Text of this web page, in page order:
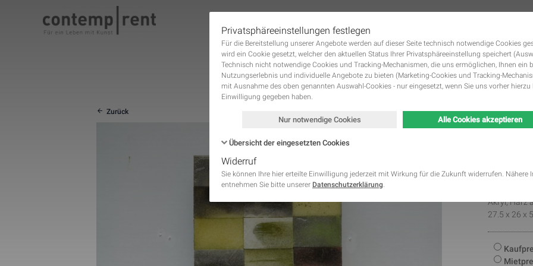
Navigation
überspringen
DIE KUNSTWERKE GALERIE DIE KÜNSTLER KUNST MIETEN UND KUNST
Zurück
Akryl, Harz
27.5 x 26 x
Privatsphäreeinstellungen festlegen
Für die Bereitstellung unserer Angebote werden auf dieser Seite technisch notwendige Cookies
wird ein Cookie gesetzt, welcher den aktuellen Status Ihrer Privatsphäreeinstellung speichert
Technisch nicht notwendige Cookies und Tracking-Mechanismen, die uns ermöglichen, Ihnen ein
Nutzungserlebnis und individuelle Angebote zu bieten (Marketing-Cookies und Tracking-
mit Ausnahme des oben genannten Auswahl-Cookies - nur eingesetzt, wenn Sie uns vorher hierzu
Einwilligung gegeben haben.
Nur notwendige Cookies Alle Cookies akzeptieren
Übersicht der eingesetzten Cookies
Name
PHPSESSID Notwendig
This cookie is native to PHP applications. The
store and identify a users' unique session ID for the
managing user session on the website. The cookie
_gcl_au Statistik 2 Monate
This cookie is used by Google Analytics to
_ga Statistik 2 Jahre
This cookie is installed by Google Analytics. The
to calculate visitor, session, campaign data and
site usage for the site's analytics report. The
information anonymously and assign a randomly
Widerruf
Sie können Ihre hier erteilte Einwilligung jederzeit mit Wirkung für die Zukunft widerrufen. Nähere
entnehmen Sie bitte unserer Datenschutzerklärung.